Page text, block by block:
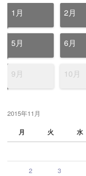
1月 2月
5月 6月
9月 10月
2015年11月
月
火 水
2 3